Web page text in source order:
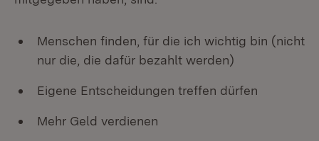
Menschen finden, für die ich wichtig bin (nicht
nur die, die dafür bezahlt werden)
Eigene Entscheidungen treffen dürfen
Mehr Geld verdienen